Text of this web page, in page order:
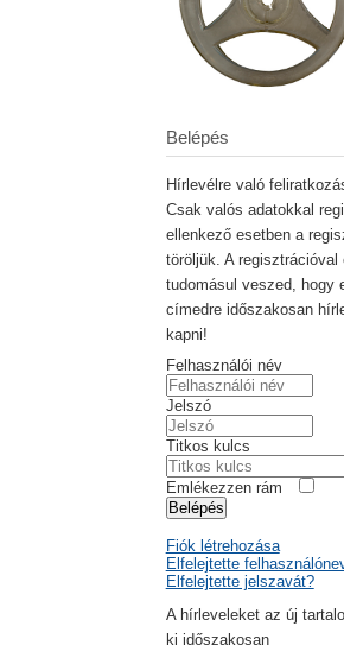
Belépés
Hírlevélre való
Csak valós adatokkal
ellenkező esetben a
töröljük. A regisztrációval
tudomásul veszed, hogy
címedre időszakosan
kapni!
Felhasználói név
Jelszó
Titkos kulcs
Emlékezzen rám
Belépés
Fiók létrehozása
Elfelejtette
Elfelejtette jelszavát?
A hírleveleket az új
ki időszakosan